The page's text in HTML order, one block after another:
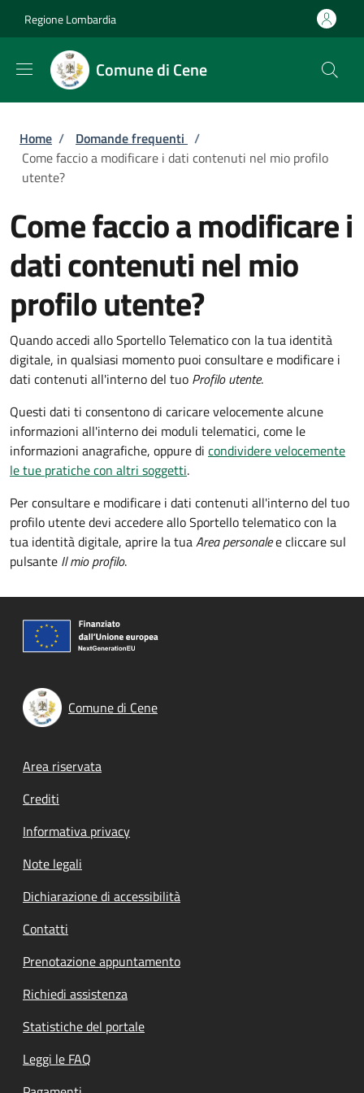
Regione Lombardia
Comune di Cene
Briciole di pane
Home / Domande frequenti /
Come faccio a modificare i dati contenuti nel mio profilo
utente?
Come faccio a modificare i
dati contenuti nel mio
profilo utente?
Quando accedi allo Sportello Telematico con la tua identità
digitale, in qualsiasi momento puoi consultare e modificare i
dati contenuti all'interno del tuo Profilo utente.
Questi dati ti consentono di caricare velocemente alcune
informazioni all'interno dei moduli telematici, come le
informazioni anagrafiche, oppure di condividere velocemente
le tue pratiche con altri soggetti.
Per consultare e modificare i dati contenuti all'interno del tuo
profilo utente devi accedere allo Sportello telematico con la
tua identità digitale, aprire la tuaArea personalee cliccare sul
pulsante Il mio profilo.
Comune di Cene
Footer menu
Area riservata
Crediti
Informativa privacy
Note legali
Dichiarazione di accessibilità
Contatti
Prenotazione appuntamento
Richiedi assistenza
Statistiche del portale
Leggi le FAQ